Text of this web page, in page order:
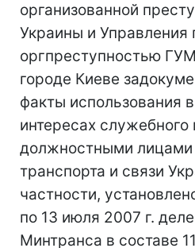
организованной
Украины и Управления
оргпреступностью
городе Киеве
факты использования
интересах
должностными лицами
транспорта и связи
частности,
по 13 июля 2007 г.
Минтранса в составе